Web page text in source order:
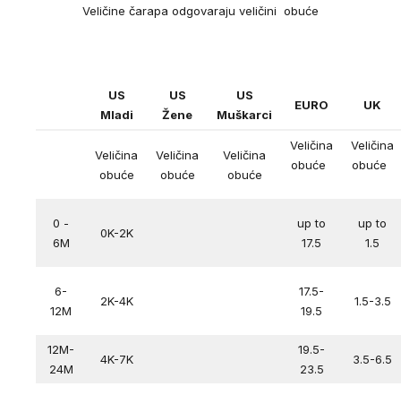
Veličine čarapa odgovaraju veličini obuće
US
Mladi
US
Žene
US
Muškarci
EURO UK
Veličina
obuće
Veličina
obuće
Veličina
obuće
Veličina
obuće
Veličina
obuće
0 -
6M
0K-2K
up to
17.5
up to
1.5
6-
12M
2K-4K
17.5-
19.5
1.5-3.5
12M-
24M
4K-7K
19.5-
23.5
3.5-6.5